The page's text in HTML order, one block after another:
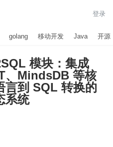
登录
golang 移动开发 Java 开源
模块：集成
、MindsDB 等核
言到 SQL 转换的
系统